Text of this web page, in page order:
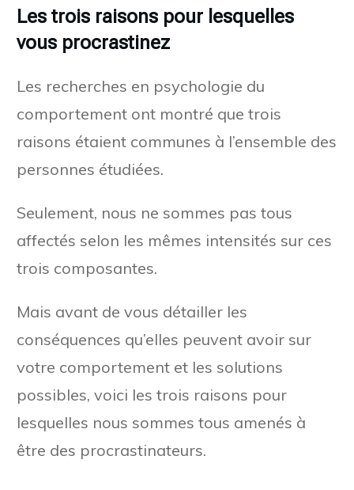
Les trois raisons pour lesquelles
vous procrastinez
Les recherches en psychologie du
comportement ont montré que trois
raisons étaient communes à l’ensemble des
personnes étudiées.
Seulement, nous ne sommes pas tous
affectés selon les mêmes intensités sur ces
trois composantes.
Mais avant de vous détailler les
conséquences qu’elles peuvent avoir sur
votre comportement et les solutions
possibles, voici les trois raisons pour
lesquelles nous sommes tous amenés à
être des procrastinateurs.